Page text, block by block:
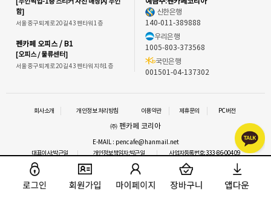
함]
서울 중구 퇴계로 20길 43 펜타워 1층
펜카페 오피스 / B1
[오피스 / 물류센터]
서울 중구 퇴계로 20길 43 펜타워 지하1층
신한은행
140-011-389888
우리은행
1005-803-373568
국민은행
001501-04-137302
회사소개 개인정보 처리방침 이용약관 제휴문의 PC버전
㈜ 펜카페 코리아
E-MAIL : pencafe@hanmail.net
대표이사:박근일
개인정보책임자:박근일
사업자등록번호:333-86-00409
통신판매업신고 : 2016-서울중구-1292
사업자정보확인 이메일 문의